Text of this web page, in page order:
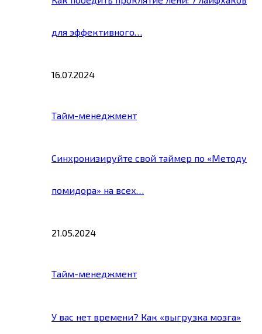
для эффективного…
16.07.2024
Тайм-менеджмент
Синхронизируйте свой таймер по «Методу
помидора» на всех…
21.05.2024
Тайм-менеджмент
У вас нет времени? Как «выгрузка мозга»